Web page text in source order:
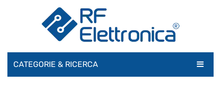
CATEGORIE & RICERCA